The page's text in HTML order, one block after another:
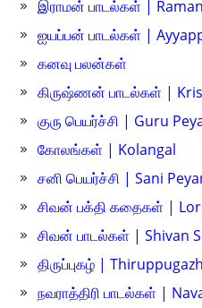
இராமன் பாடல்கள் |
ஐயப்பன் பாடல்கள் |
கனவு பலன்கள்
கிருஷ்ணன் பாடல்கள் |
குரு பெயர்ச்சி | Guru
கோலங்கள் | Kolangal
சனி பெயர்ச்சி | Sani
சிவன் பக்தி கதைகள் |
சிவன் பாடல்கள் | Shivan
திருப்புகழ் | Thiruppugazh
நவராத்திரி பாடல்கள் |